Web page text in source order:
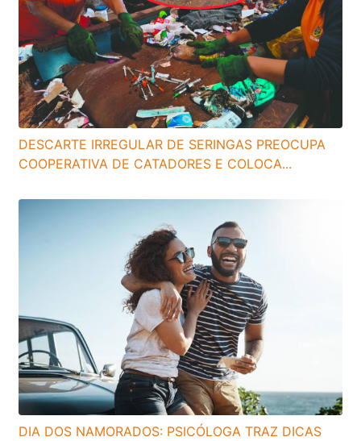
DESCARTE IRREGULAR DE SERINGAS PREOCUPA
COOPERATIVA DE CATADORES E COLOCA...
DIA DOS NAMORADOS: PSICÓLOGA TRAZ DICAS